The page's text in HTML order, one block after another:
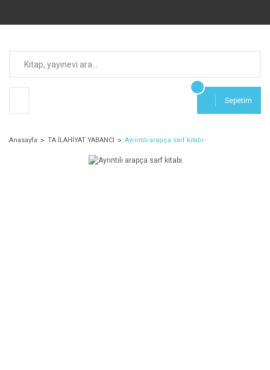
Sepetim
Anasayfa TA İLAHİYAT YABANCI Ayrıntılı arapça sarf kitabı